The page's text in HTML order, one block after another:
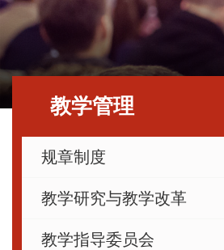
教学管理
规章制度
教学研究与教学改革
教学指导委员会